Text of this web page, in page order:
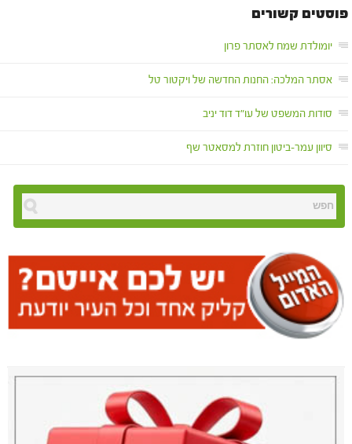
פוסטים קשורים
יומולדת שמח לאסתר פרון
אסתר המלכה: החנות החדשה של ויקטור טל
סודות המשפט של עו"ד דוד יניב
סיוון עמר-ביטון חוזרת למסאטר שף